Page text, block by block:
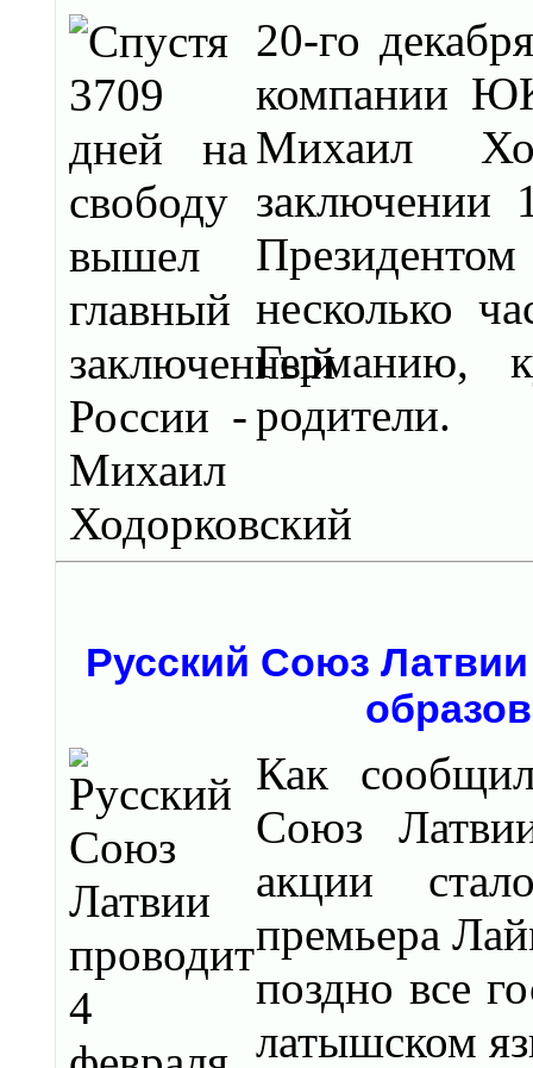
20-го
компании
Михаил
несколько
Германию,
родители.
Русский Союз
Как
Союз
акции
премьера
поздно все
латышском